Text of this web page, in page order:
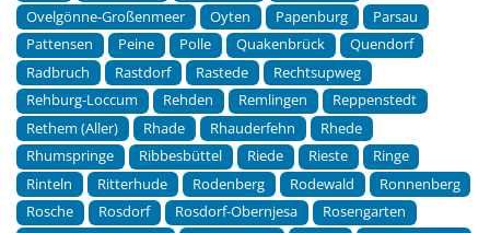
Ovelgönne-Großenmeer
Oyten Papenburg
Parsau
Pattensen
Peine Polle Quakenbrück
Quendorf
Radbruch
Rastdorf Rastede
Rechtsupweg
Rehburg-Loccum
Rehden Remlingen
Reppenstedt
Rethem (Aller)
Rhade Rhauderfehn
Rhede
Rhumspringe
Ribbesbüttel Riede Rieste
Ringe
Rinteln
Ritterhude Rodenberg Rodewald
Ronnenberg
Rosche
Rosdorf Rosdorf-Obernjesa
Rosengarten